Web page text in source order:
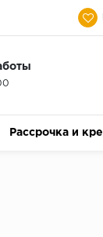
Рассрочка и